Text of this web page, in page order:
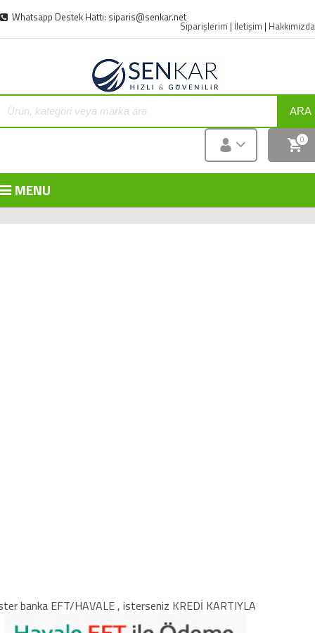
Whatsapp Destek Hattı: siparis@senkar.net
Siparişlerim | İletişim | Hakkımızda
ARA
0
MENU
banka EFT/HAVALE , isterseniz KREDİ KARTIYLA